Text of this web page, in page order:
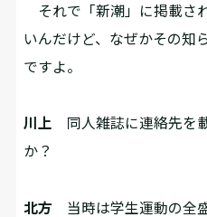
それで「新潮」に掲載さ
いんだけど、なぜかその知
ですよ。
川上
同人雑誌に連絡先を
か？
北方 当時は学生運動の全